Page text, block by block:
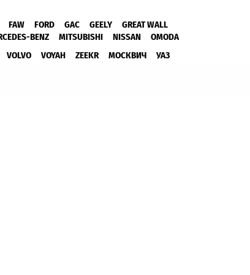
FAW FORD GAC GEELY
GREAT WALL
BENZ MITSUBISHI NISSAN
OMODA
VOLVO VOYAH ZEEKR МОСКВИЧ УАЗ